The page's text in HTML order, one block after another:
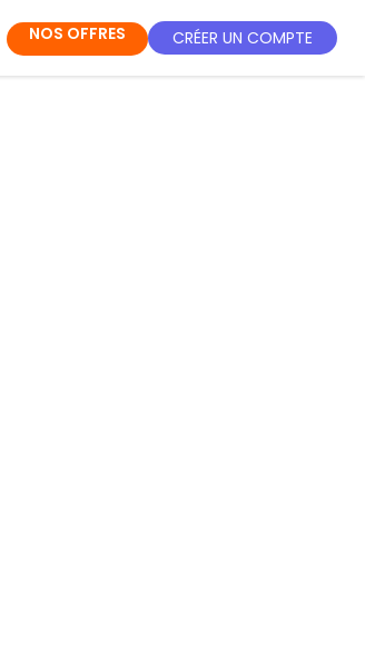
NOS OFFRES CRÉER UN COMPTE